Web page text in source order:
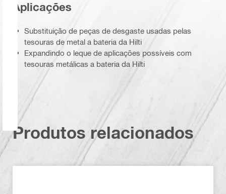
Aplicações
Substituição de peças de desgaste usadas pelas
tesouras de metal a bateria da Hilti
Expandindo o leque de aplicações possíveis com
tesouras metálicas a bateria da Hilti
Produtos relacionados